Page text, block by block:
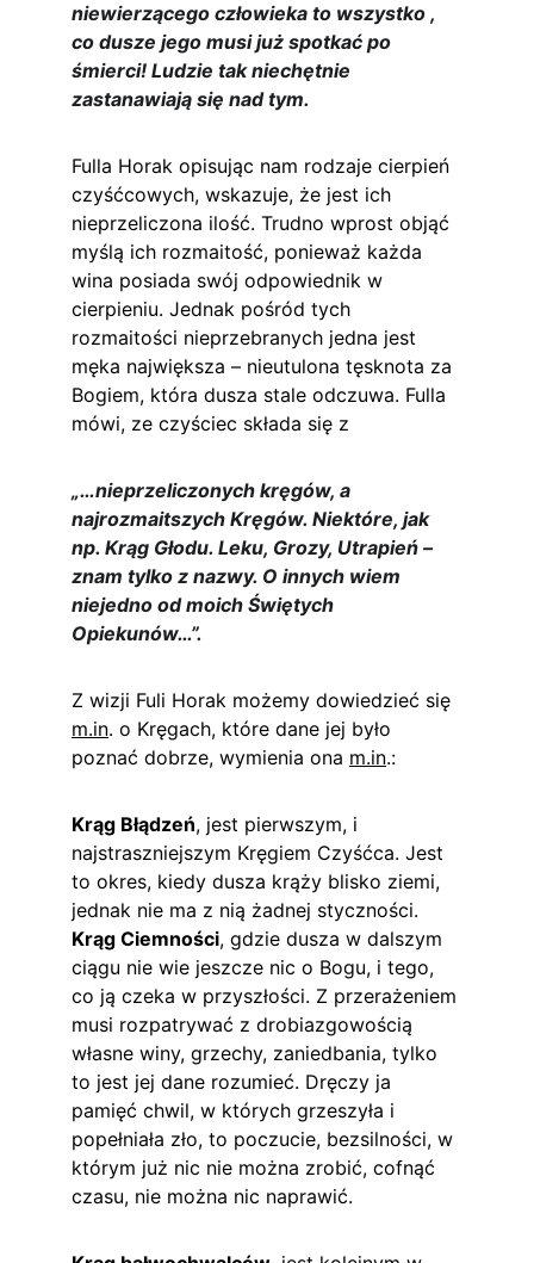
niewierzącego człowieka to wszystko ,
co dusze jego musi już spotkać po
śmierci! Ludzie tak niechętnie
zastanawiają się nad tym.
Fulla Horak opisując nam rodzaje cierpień
czyśćcowych, wskazuje, że jest ich
nieprzeliczona ilość. Trudno wprost objąć
myślą ich rozmaitość, ponieważ każda
wina posiada swój odpowiednik w
cierpieniu. Jednak pośród tych
rozmaitości nieprzebranych jedna jest
męka największa – nieutulona tęsknota za
Bogiem, która dusza stale odczuwa. Fulla
mówi, ze czyściec składa się z
„…nieprzeliczonych kręgów, a
najrozmaitszych Kręgów. Niektóre, jak
np. Krąg Głodu. Leku, Grozy, Utrapień –
znam tylko z nazwy. O innych wiem
niejedno od moich Świętych
Opiekunów…”.
Z wizji Fuli Horak możemy dowiedzieć się
m.in. o Kręgach, które dane jej było
poznać dobrze, wymienia ona m.in.:
Krąg Błądzeń, jest pierwszym, i
najstraszniejszym Kręgiem Czyśćca. Jest
to okres, kiedy dusza krąży blisko ziemi,
jednak nie ma z nią żadnej styczności.
Krąg Ciemności, gdzie dusza w dalszym
ciągu nie wie jeszcze nic o Bogu, i tego,
co ją czeka w przyszłości. Z przerażeniem
musi rozpatrywać z drobiazgowością
własne winy, grzechy, zaniedbania, tylko
to jest jej dane rozumieć. Dręczy ja
pamięć chwil, w których grzeszyła i
popełniała zło, to poczucie, bezsilności, w
którym już nic nie można zrobić, cofnąć
czasu, nie można nic naprawić.